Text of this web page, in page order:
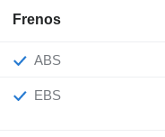
Frenos
ABS
EBS